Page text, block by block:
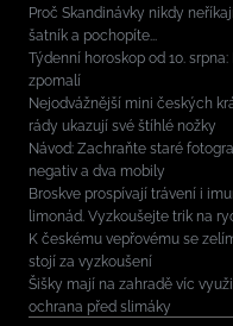
Proč Skandinávky nikdy
šatník a pochopíte...
Týdenní horoskop od 10.
zpomalí
Nejodvážnější mini českých
rády ukazují své štíhlé nožky
Návod: Zachraňte staré
negativ a dva mobily
Broskve prospívají trávení i
limonád. Vyzkoušejte trik na
K českému vepřovému se
stojí za vyzkoušení
Šišky mají na zahradě víc
ochrana před slimáky